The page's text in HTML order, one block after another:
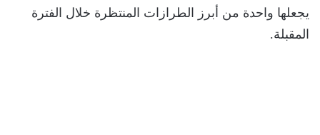
يجعلها واحدة من أبرز الطرازات المنتظرة خلال الفترة
المقبلة.